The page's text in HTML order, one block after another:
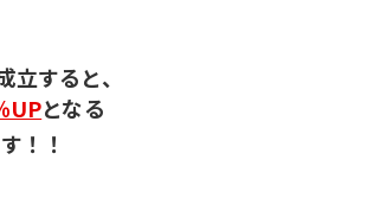
すると、
UPとなる
！！